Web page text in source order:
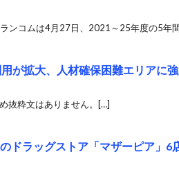
ンコムは4月27日、2021～25年度の5年
が拡大、人材確保困難エリアに
抜粋文はありません。[…]
ドラッグストア「マザーピア」6